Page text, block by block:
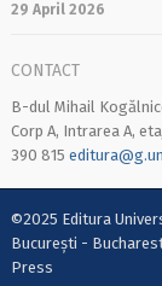
29 April 2026
CONTACT
B-dul Mihail
Corp A, Intrarea A,
390 815
©2025 Editura
București -
Press